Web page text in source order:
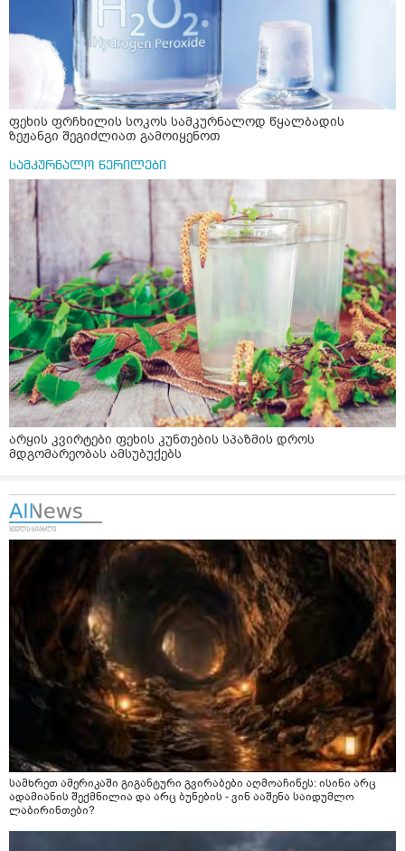
ფეხის ფრჩხილის სოკოს სამკურნალოდ წყალბადის
ზეჟანგი შეგიძლიათ გამოიყენოთ
სამკურნალო წერილები
არყის კვირტები ფეხის კუნთების სპაზმის დროს
მდგომარეობას ამსუბუქებს
სამხრეთ ამერიკაში გიგანტური გვირაბები აღმოაჩინეს: ისინი არც
ადამიანის შექმნილია და არც ბუნების - ვინ ააშენა საიდუმლო
ლაბირინთები?